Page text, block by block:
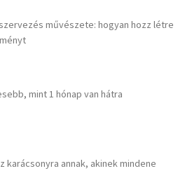
művészete: hogyan hozz létre
mint 1 hónap van hátra
karácsonyra annak, akinek mindene